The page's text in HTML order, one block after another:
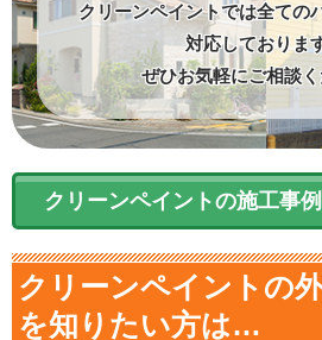
クリーンペイントでは全ての
対応しておりま
ぜひお気軽にご相談
クリーンペイントの施工事
クリーンペイントの
を知りたい方は…